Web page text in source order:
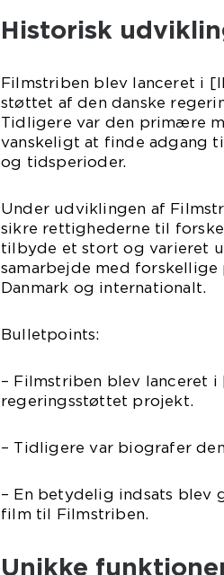
Historisk
Filmstriben blev lanceret i
støttet af den danske
Tidligere var den primære
vanskeligt at finde adgang
og tidsperioder.
Under udviklingen af
sikre rettighederne til
tilbyde et stort og varieret
samarbejde med
Danmark og internationalt.
Bulletpoints:
– Filmstriben blev lanceret
regeringsstøttet projekt.
– Tidligere var biografer
– En betydelig indsats
film til Filmstriben.
Unikke